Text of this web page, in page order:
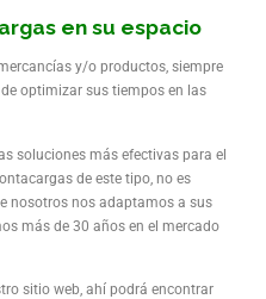
en su espacio
y/o productos, siempre
optimizar sus tiempos en las
soluciones más efectivas para el
de este tipo, no es
nosotros nos adaptamos a sus
más de 30 años en el mercado
sitio web, ahí podrá encontrar